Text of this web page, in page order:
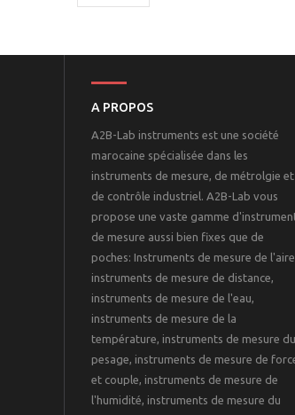
A PROPOS
A2B-Lab instruments est une société
marocaine spécialisée dans les
instruments de mesure, de métrolgie et
de contrôle industriel. A2B-Lab vous
propose une vaste gamme
de mesure aussi bien fixes que de
poches: Instruments de mesure de
instruments de mesure de distance,
instruments de mesure de l'eau,
instruments de mesure de la
température, instruments de mesure du
pesage, instruments de mesure de
et couple, instruments de mesure de
l'humidité, instruments de mesure du